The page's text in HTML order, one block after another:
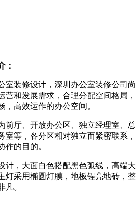
：
室装修设计，深圳办公室装修公司尚
营和发展需求，合理分配空间格局，
，高效运作的办公空间。
前厅、开放办公区、独立经理室、总
室等，各分区相对独立而紧密联系，
作的目的。
计，大面白色搭配黑色弧线，高端大
灯采用椭圆灯膜，地板锃亮地砖，整
凡。